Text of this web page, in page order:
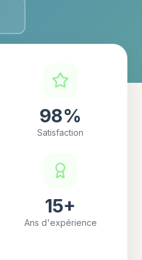
98%
Satisfaction
15+
Ans d'expérience